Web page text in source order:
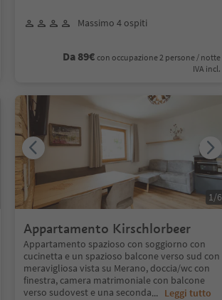
Massimo 4 ospiti
Da 89€ con occupazione 2 persone / notte
IVA incl.
Appartamento Kirschlorbeer
Appartamento spazioso con soggiorno con
cucinetta e un spazioso balcone verso sud con
meravigliosa vista su Merano, doccia/wc con
finestra, camera matrimoniale con balcone
verso sudovest e una seconda... Leggi tutto
1/6